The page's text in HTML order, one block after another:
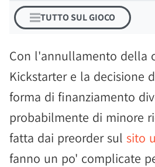
TUTTO SUL GIOCO
Con l'annullamento della
Kickstarter e la decisione
forma di finanziamento
probabilmente di minore
fatta dai preorder sul sito
fanno un po' complicate